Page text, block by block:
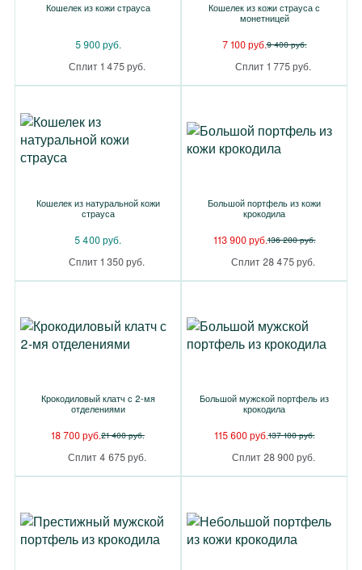
Кошелек из кожи страуса
5 900 руб.
Сплит 1 475 руб.
Кошелек из кожи страуса с
монетницей
7 100 руб.9 400 руб.
Сплит 1 775 руб.
Кошелек из натуральной кожи
страуса
5 400 руб.
Сплит 1 350 руб.
Большой портфель из кожи
крокодила
113 900 руб.136 200 руб.
Сплит 28 475 руб.
Крокодиловый клатч с 2-мя
отделениями
18 700 руб.21 400 руб.
Сплит 4 675 руб.
Большой мужской портфель из
крокодила
115 600 руб.137 100 руб.
Сплит 28 900 руб.